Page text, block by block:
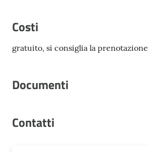
Costi
gratuito, si consiglia la prenotazione
Documenti
Contatti